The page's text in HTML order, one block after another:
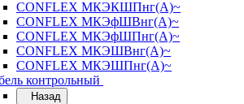
CONFLEX МКЭКШПнг(А)~
CONFLEX МКЭфШВнг(А)~
CONFLEX МКЭфШПнг(А)~
CONFLEX МКЭШВнг(А)~
CONFLEX МКЭШПнг(А)~
контрольный
Назад